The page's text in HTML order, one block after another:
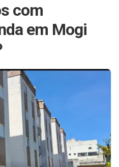
com
em Mogi